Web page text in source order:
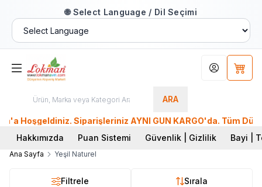
🌐 Select Language / Dil Seçimi
ARA
Hesabım
Hoşgeldiniz. Siparişleriniz AYNI GÜN KARGO'da. Tüm
Hakkımızda
Puan Sistemi Güvenlik | Gizlilik Bayi |
Ana Sayfa Yeşil Naturel
Filtrele Sırala